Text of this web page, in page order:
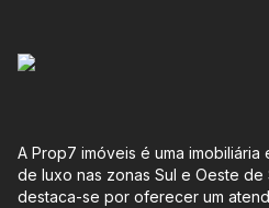
A Prop7 imóveis é uma
de luxo nas zonas Sul e Oeste de
destaca-se por oferecer um